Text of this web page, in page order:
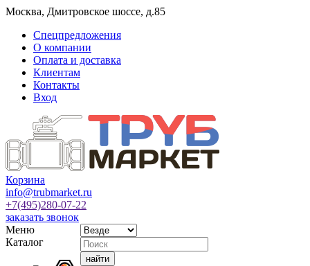
Москва, Дмитровское шоссе, д.85
Спецпредложения
О компании
Оплата и доставка
Клиентам
Контакты
Вход
Корзина
info@trubmarket.ru
+7(495)280-07-22
заказать звонок
Меню
Каталог